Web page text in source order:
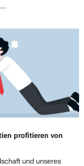
profitieren von
und unseres